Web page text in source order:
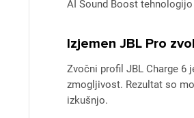
AI Sound Boost
Izjemen JBL Pro
Zvočni profil JBL Charge 6
zmogljivost. Rezultat so
izkušnjo.